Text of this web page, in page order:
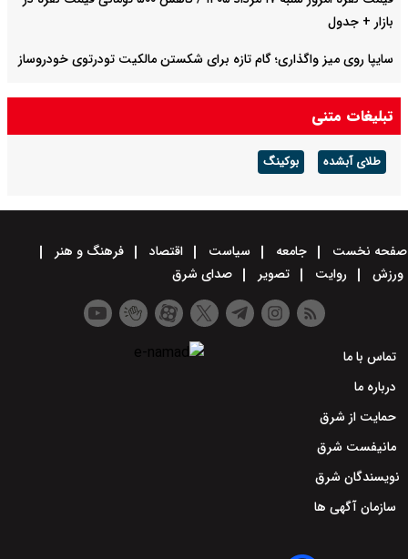
بازار + جدول
سایپا روی میز واگذاری؛ گام تازه برای شکستن مالکیت تودرتوی خودروساز
صادرات نفت عراق به دلیل بسته شدن تنگه هرمز ۷۵ درصد کاهش یافت
تبلیغات متنی
طلای آبشده بوکینگ
صفحه نخست جامعه سیاست اقتصاد
فرهنگ و هنر
ورزش
روایت تصویر صدای شرق
تماس با ما
درباره ما
حمایت از شرق
مانیفست شرق
نویسندگان شرق
سازمان آگهی ها